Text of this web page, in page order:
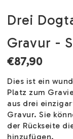
Drei
Gravur -
€87,90
Dies ist ein
Platz zum
aus drei
Gravur. Sie
der Rückseite
hinzufügen.